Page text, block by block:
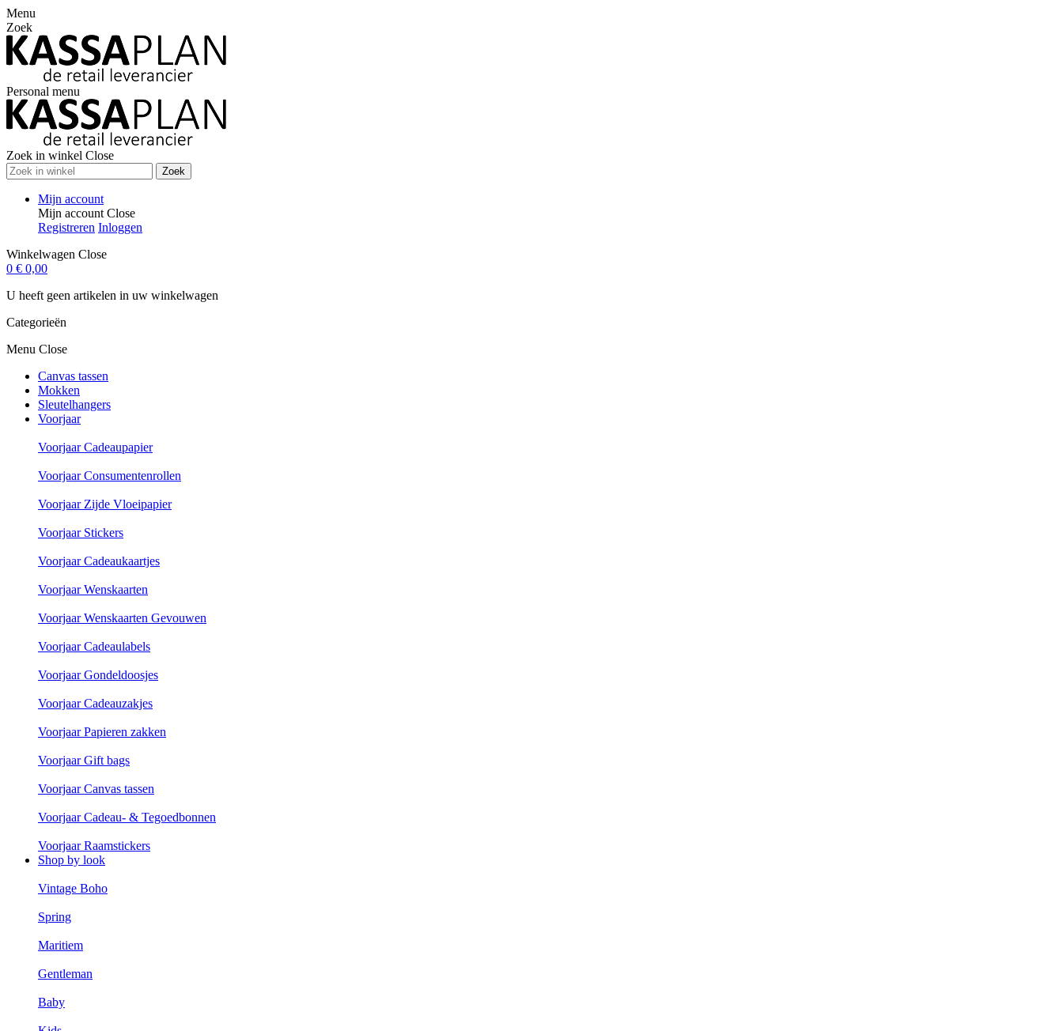
Menu
Zoek
Personal menu
Zoek in winkel Close
Zoek
Mijn account
Mijn account Close
Registreren Inloggen
Winkelwagen Close
0 € 0,00
U heeft geen artikelen in uw winkelwagen
Categorieën
Menu Close
Canvas tassen
Mokken
Sleutelhangers
Voorjaar
Voorjaar Cadeaupapier
Voorjaar Consumentenrollen
Voorjaar Zijde Vloeipapier
Voorjaar Stickers
Voorjaar Cadeaukaartjes
Voorjaar Wenskaarten
Voorjaar Wenskaarten Gevouwen
Voorjaar Cadeaulabels
Voorjaar Gondeldoosjes
Voorjaar Cadeauzakjes
Voorjaar Papieren zakken
Voorjaar Gift bags
Voorjaar Canvas tassen
Voorjaar Cadeau- & Tegoedbonnen
Voorjaar Raamstickers
Shop by look
Vintage Boho
Spring
Maritiem
Gentleman
Baby